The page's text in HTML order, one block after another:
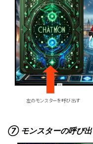
⑦ モンスターの呼び出